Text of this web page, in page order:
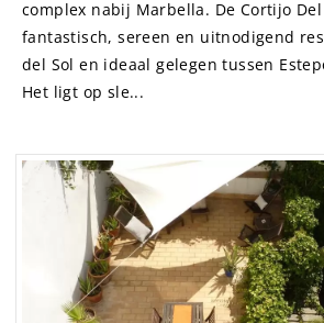
complex nabij Marbella. De Cortijo
fantastisch, sereen en uitnodigend
del Sol en ideaal gelegen tussen
Het ligt op sle...